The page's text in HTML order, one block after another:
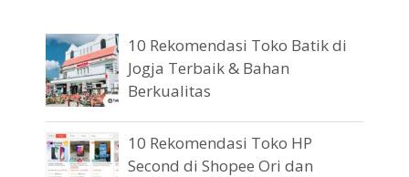
10 Rekomendasi Toko Batik di
Jogja Terbaik & Bahan
Berkualitas
10 Rekomendasi Toko HP
Second di Shopee Ori dan